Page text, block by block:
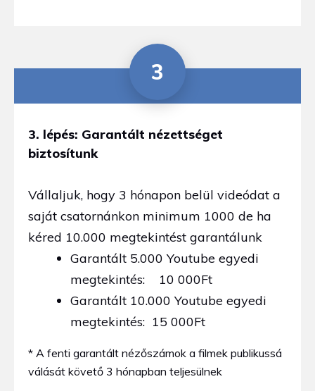
3
3. lépés: Garantált nézettséget
biztosítunk
Vállaljuk, hogy 3 hónapon belül videódat a
saját csatornánkon minimum 1000 de ha
kéred 10.000 megtekintést garantálunk
Garantált 5.000 Youtube egyedi
megtekintés: 10 000Ft
Garantált 10.000 Youtube egyedi
megtekintés: 15 000Ft
* A fenti garantált nézőszámok a filmek publikussá
válását követő 3 hónapban teljesülnek